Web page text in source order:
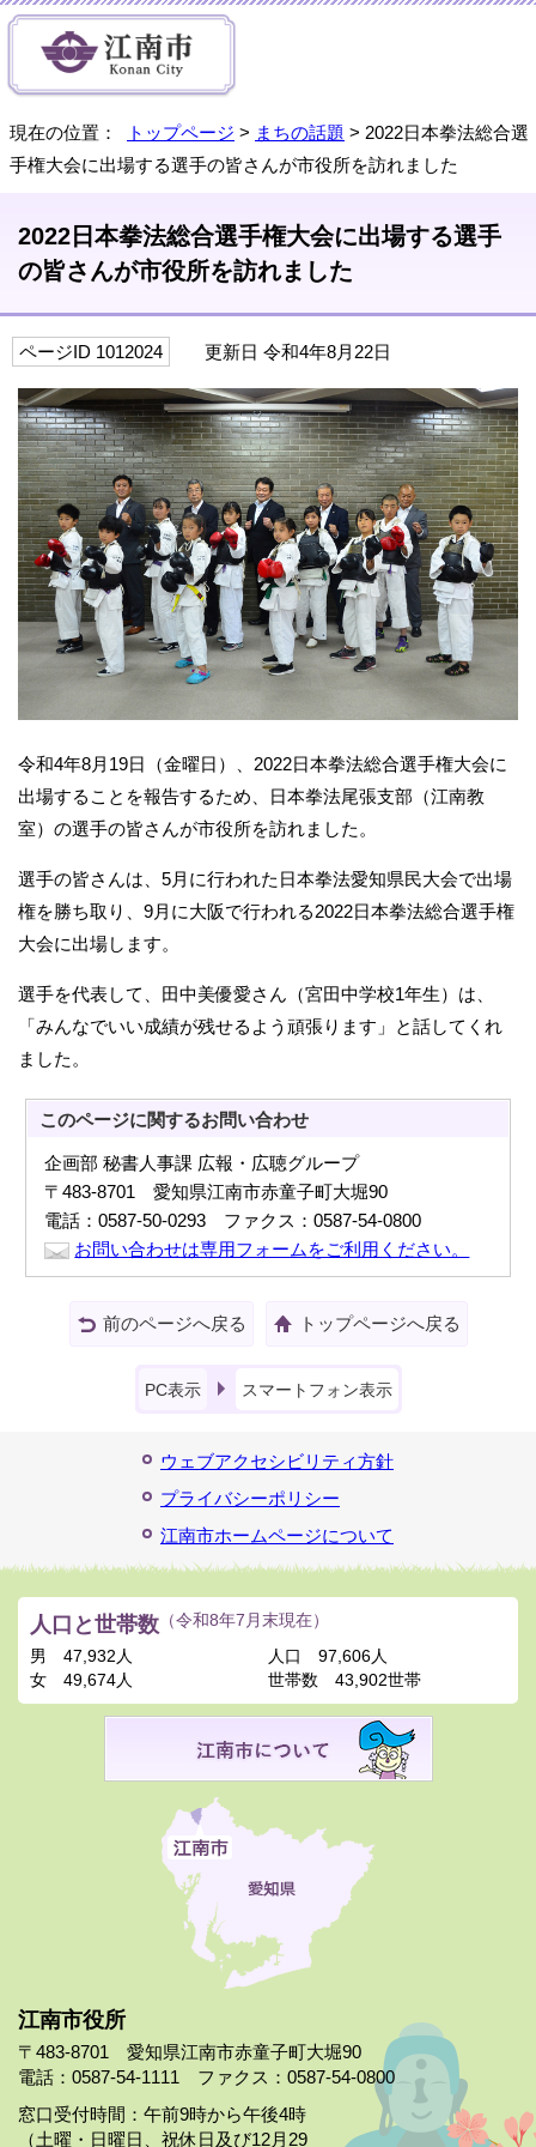
現在の位置： トップページ > まちの話題 > 2022日本拳法総合選
手権大会に出場する選手の皆さんが市役所を訪れました
2022日本拳法総合選手権大会に出場する選手
の皆さんが市役所を訪れました
ページID 1012024 更新日 令和4年8月22日
令和4年8月19日（金曜日）、2022日本拳法総合選手権大会に
出場することを報告するため、日本拳法尾張支部（江南教
室）の選手の皆さんが市役所を訪れました。
選手の皆さんは、5月に行われた日本拳法愛知県民大会で出場
権を勝ち取り、9月に大阪で行われる2022日本拳法総合選手権
大会に出場します。
選手を代表して、田中美優愛さん（宮田中学校1年生）は、
「みんなでいい成績が残せるよう頑張ります」と話してくれ
ました。
このページに関するお問い合わせ
企画部 秘書人事課 広報・広聴グループ
〒483-8701 愛知県江南市赤童子町大堀90
電話：0587-50-0293 ファクス：0587-54-0800
お問い合わせは専用フォームをご利用ください。
前のページへ戻る トップページへ戻る
PC表示 スマートフォン表示
ウェブアクセシビリティ方針
プライバシーポリシー
江南市ホームページについて
江南市役所
〒483-8701 愛知県江南市赤童子町大堀90
電話：0587-54-1111 ファクス：0587-54-0800
窓口受付時間：午前9時から午後4時
（土曜・日曜日、祝休日及び12月29
人口と世帯数 （令和8年7月末現在）
男
47,932人
女
49,674人
人口
97,606人
世帯数
43,902世帯